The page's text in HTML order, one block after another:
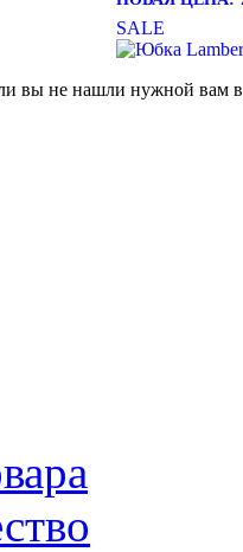
SALE
вы не нашли нужной вам